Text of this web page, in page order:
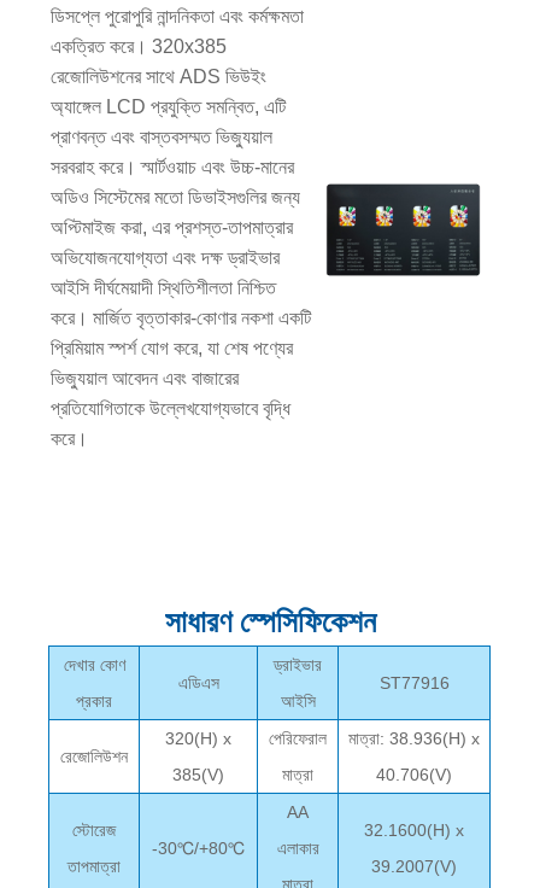
ডিসপ্লে পুরোপুরি নান্দনিকতা এবং কর্মক্ষমতা
একত্রিত করে। 320x385
রেজোলিউশনের সাথে ADS ভিউইং
অ্যাঙ্গেল LCD প্রযুক্তি সমন্বিত, এটি
প্রাণবন্ত এবং বাস্তবসম্মত ভিজ্যুয়াল
সরবরাহ করে। স্মার্টওয়াচ এবং উচ্চ-মানের
অডিও সিস্টেমের মতো ডিভাইসগুলির জন্য
অপ্টিমাইজ করা, এর প্রশস্ত-তাপমাত্রার
অভিযোজনযোগ্যতা এবং দক্ষ ড্রাইভার
আইসি দীর্ঘমেয়াদী স্থিতিশীলতা নিশ্চিত
করে। মার্জিত বৃত্তাকার-কোণার নকশা একটি
প্রিমিয়াম স্পর্শ যোগ করে, যা শেষ পণ্যের
ভিজ্যুয়াল আবেদন এবং বাজারের
প্রতিযোগিতাকে উল্লেখযোগ্যভাবে বৃদ্ধি
করে।
সাধারণ স্পেসিফিকেশন
দেখার কোণ
প্রকার
এডিএস
ড্রাইভার
আইসি
ST77916
রেজোলিউশন
320(H) x
385(V)
পেরিফেরাল
মাত্রা
মাত্রা: 38.936(H) x
40.706(V)
স্টোরেজ
তাপমাত্রা
-30℃/+80℃
AA
এলাকার
32.1600(H) x
39.2007(V)